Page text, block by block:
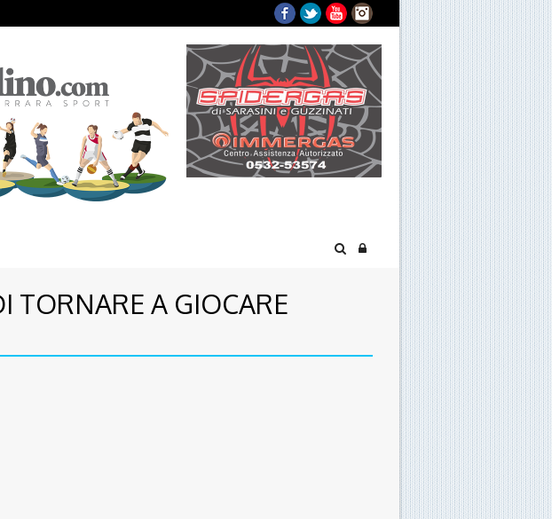
Facebook
TwitterYouTubeInstagram
TORNARE A GIOCARE